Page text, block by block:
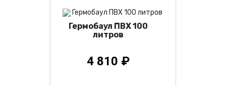
Гермобаул ПВХ 100
литров
4 810 ₽